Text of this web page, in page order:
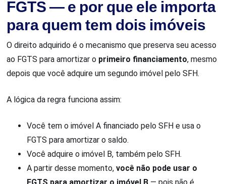
FGTS — e por que ele importa
para quem tem dois imóveis
O direito adquirido é o mecanismo que preserva seu acesso
ao FGTS para amortizar o primeiro financiamento, mesmo
depois que você adquire um segundo imóvel pelo SFH.
A lógica da regra funciona assim:
Você tem o imóvel A financiado pelo SFH e usa o
FGTS para amortizar o saldo.
Você adquire o imóvel B, também pelo SFH.
A partir desse momento,você não pode usar o